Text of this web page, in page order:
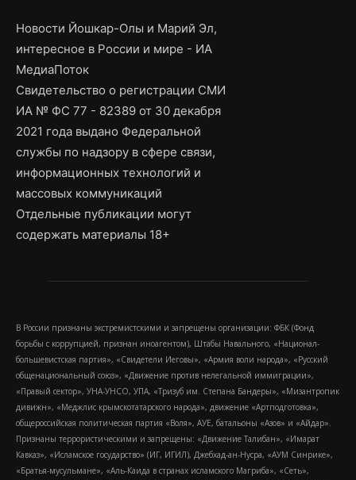
Новости Йошкар-Олы и Марий Эл,
интересное в России и мире - ИА
МедиаПоток
Свидетельство о регистрации СМИ
ИА № ФС 77 - 82389 от 30 декабря
2021 года выдано Федеральной
службы по надзору в сфере связи,
информационных технологий и
массовых коммуникаций
Отдельные публикации могут
содержать материалы 18+
В России признаны экстремистскими и запрещены организации: ФБК (Фонд
борьбы с коррупцией, признан иноагентом), Штабы Навального, «Национал-
большевистская партия», «Свидетели Иеговы», «Армия воли народа», «Русский
общенациональный союз», «Движение против нелегальной иммиграции»,
«Правый сектор», УНА-УНСО, УПА, «Тризуб им. Степана Бандеры», «Мизантропик
дивижн», «Меджлис крымскотатарского народа», движение «Артподготовка»,
общероссийская политическая партия «Воля», АУЕ, батальоны «Азов» и «Айдар».
Признаны террористическими и запрещены: «Движение Талибан», «Имарат
Кавказ», «Исламское государство» (ИГ, ИГИЛ), Джебхад-ан-Нусра, «АУМ Синрике»,
«Братья-мусульмане», «Аль-Каида в странах исламского Магриба», «Сеть»,